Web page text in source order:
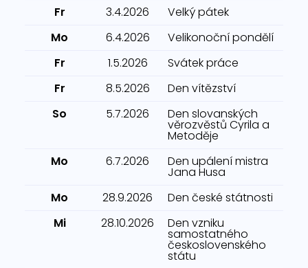
Fr
3.4.2026
Velký pátek
Mo
6.4.2026
Velikonoční pondělí
Fr
1.5.2026
Svátek práce
Fr
8.5.2026
Den vítězství
So
5.7.2026 Den slovanských
věrozvěstů Cyrila a
Metoděje
Mo
6.7.2026 Den upálení mistra
Jana Husa
Mo
28.9.2026
Den české státnosti
Mi
28.10.2026 Den vzniku
samostatného
československého
státu